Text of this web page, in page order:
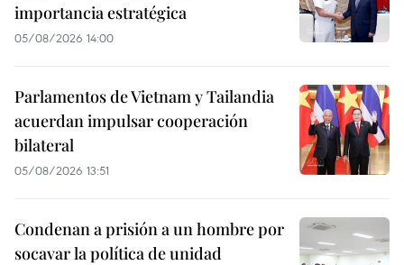
importancia estratégica
05/08/2026 14:00
Parlamentos de Vietnam y Tailandia
acuerdan impulsar cooperación
bilateral
05/08/2026 13:51
Condenan a prisión a un hombre por
socavar la política de unidad